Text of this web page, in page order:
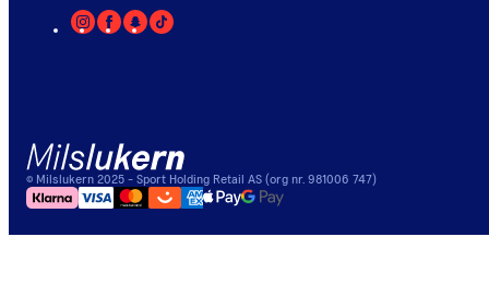
© Milslukern 2025 - Sport Holding Retail AS (org nr. 981006 747)